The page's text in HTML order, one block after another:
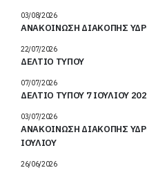
ΑΝΑΚΟΙΝΩΣΗ ΔΙΑΚΟΠΗΣ
03/08/2026
ΔΕΛΤΙΟ ΤΥΠΟΥ
22/07/2026
ΔΕΛΤΙΟ ΤΥΠΟΥ 7 ΙΟΥΛΙΟΥ
07/07/2026
ΑΝΑΚΟΙΝΩΣΗ ΔΙΑΚΟΠΗΣ
ΙΟΥΛΙΟΥ
03/07/2026
26/06/2026